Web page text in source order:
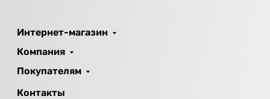
Интернет-магазин
Компания
Покупателям
Контакты